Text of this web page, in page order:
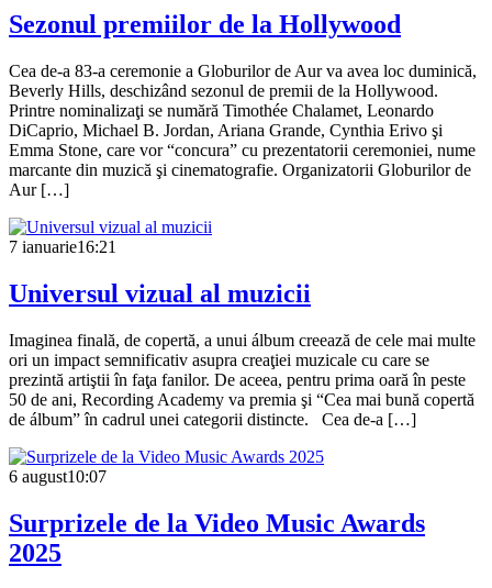
Sezonul premiilor de la Hollywood
Cea de-a 83-a ceremonie a Globurilor de Aur va avea loc duminică,
Beverly Hills, deschizând sezonul de premii de la Hollywood.
Printre nominalizaţi se numără Timothée Chalamet, Leonardo
DiCaprio, Michael B. Jordan, Ariana Grande, Cynthia Erivo şi
Emma Stone, care vor “concura” cu prezentatorii ceremoniei, nume
marcante din muzică şi cinematografie. Organizatorii Globurilor de
Aur […]
7 ianuarie16:21
Universul vizual al muzicii
Imaginea finală, de copertă, a unui álbum creează de cele mai multe
ori un impact semnificativ asupra creaţiei muzicale cu care se
prezintă artiştii în faţa fanilor. De aceea, pentru prima oară în peste
50 de ani, Recording Academy va premia şi “Cea mai bună copertă
de álbum” în cadrul unei categorii distincte. Cea de-a […]
6 august10:07
Surprizele de la Video Music Awards
2025